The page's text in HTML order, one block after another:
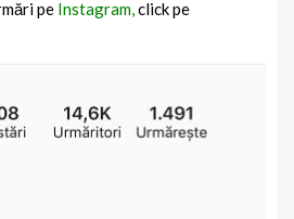
pe Instagram,click pe